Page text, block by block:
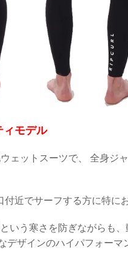
ィモデル
ェットスーツで、 全身ジ
近でサーフする方に特に
いう寒さを防ぎながらも、
デザインのハイパフォーマ